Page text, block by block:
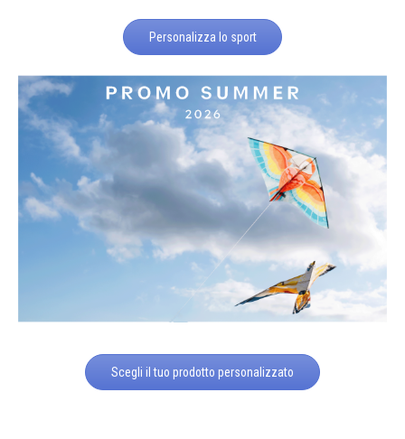
Personalizza lo sport
Scegli il tuo prodotto personalizzato